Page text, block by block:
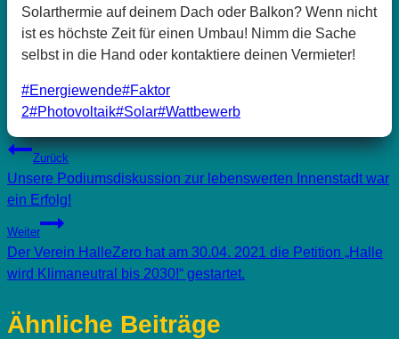
Solarthermie auf deinem Dach oder Balkon? Wenn nicht
ist es höchste Zeit für einen Umbau! Nimm die Sache
selbst in die Hand oder kontaktiere deinen Vermieter!
Schlagworte:
#Energiewende#Faktor
2#Photovoltaik#Solar#Wattbewerb
Beitragsnavigation
Zurück
Unsere Podiumsdiskussion zur lebenswerten Innenstadt war
ein Erfolg!
Weiter
Der Verein HalleZero hat am 30.04. 2021 die Petition „Halle
wird Klimaneutral bis 2030!“ gestartet.
Ähnliche Beiträge